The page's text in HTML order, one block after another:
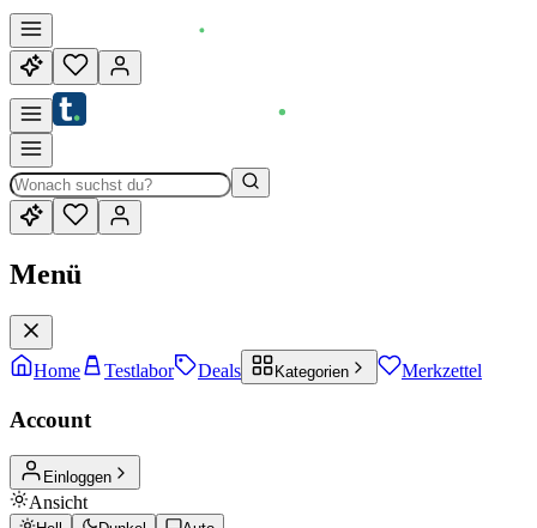
Menü
Home Testlabor Deals Kategorien Merkzettel
Account
Einloggen
Ansicht